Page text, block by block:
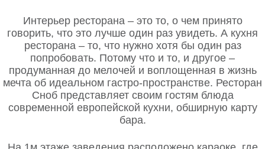
Интерьер ресторана – это то, о чем принято
говорить, что это лучше один раз увидеть. А кухня
ресторана – то, что нужно хотя бы один раз
попробовать. Потому что и то, и другое –
продуманная до мелочей и воплощенная в жизнь
мечта об идеальном гастро-пространстве. Ресторан
Сноб представляет своим гостям блюда
современной европейской кухни, обширную карту
бара.